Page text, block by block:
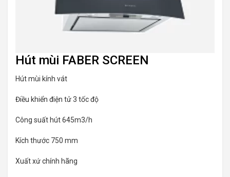
Hút mùi FABER SCREEN
Hút mùi kính vát
Điều khiển điện tử 3 tốc độ
Công suất hút 645m3/h
Kích thước 750 mm
Xuất xứ chính hãng